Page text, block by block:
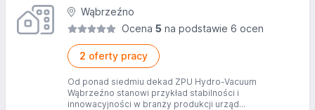
Wąbrzeźno
Ocena 5 na podstawie 6 ocen
2 oferty pracy
Od ponad siedmiu dekad ZPU Hydro-Vacuum
Wąbrzeźno stanowi przykład stabilności i
innowacyjności w branży produkcji urząd...